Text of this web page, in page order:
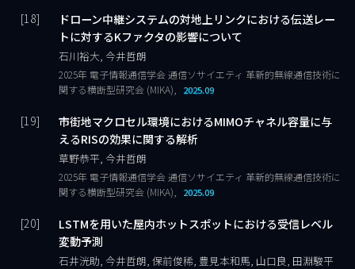
ドローン中継システムの対地上リンクにおける伝送レー
トに対するKファクタの影響について
石川裕大, 今井哲朗
2025年 電子情報通信学会 通信ソサイエティ 革新的無線通信技術に
関する横断型研究会 (MIKA),
2025.09
市街地マクロセル環境におけるMIMOチャネル容量に与
えるRISの効果に関する解析
草野恭平, 今井哲朗
2025年 電子情報通信学会 通信ソサイエティ 革新的無線通信技術に
関する横断型研究会 (MIKA),
2025.09
LSTMを用いた屋内ホットスポットにおける受信レベル
変動予測
石井洸助, 今井哲朗, 保前俊稀, 豊見本和馬, 山口良, 田淵駿平